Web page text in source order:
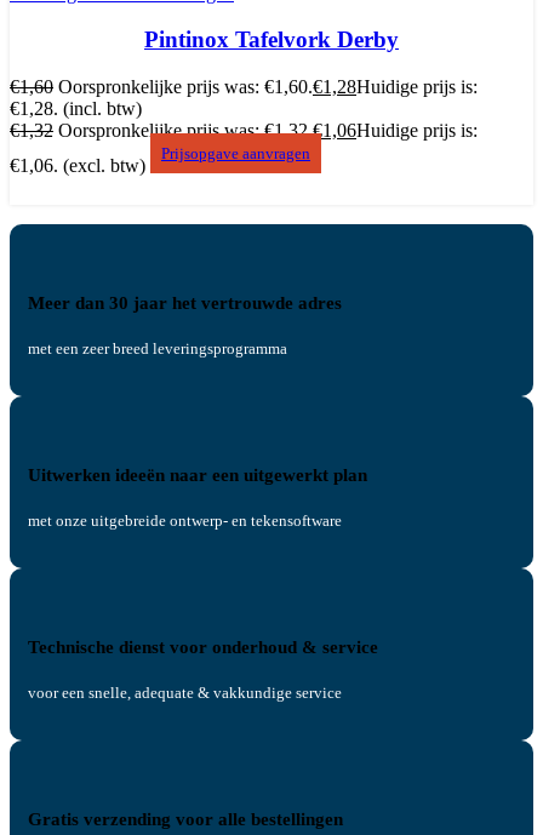
Pintinox Tafelvork Derby
€1,60 Oorspronkelijke prijs was: €1,60.€1,28Huidige prijs is:
€1,28. (incl. btw)
€1,32 Oorspronkelijke prijs was: €1,32.€1,06Huidige prijs is:
€1,06. (excl. btw)
Prijsopgave aanvragen
Meer dan 30 jaar het vertrouwde adres
met een zeer breed leveringsprogramma
Uitwerken ideeën naar een uitgewerkt plan
met onze uitgebreide ontwerp- en tekensoftware
Technische dienst voor onderhoud & service
voor een snelle, adequate & vakkundige service
Gratis verzending voor alle bestellingen